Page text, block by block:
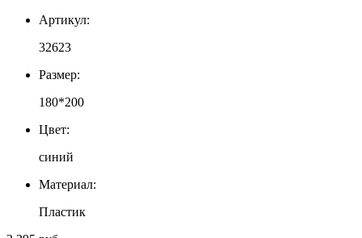
Артикул:
32623
Размер:
180*200
Цвет:
синий
Материал:
Пластик